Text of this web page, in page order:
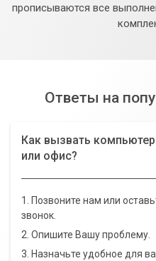
прописываются все
Ответы на
Как вызвать
или офис?
1. Позвоните нам или
звонок.
2. Опишите Вашу проблему.
3. Назначьте удобное для